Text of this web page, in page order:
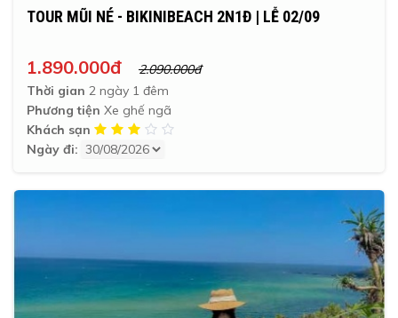
TOUR MŨI NÉ - BIKINIBEACH 2N1Đ | LỄ 02/09
1.890.000đ
2.090.000đ
Thời gian 2 ngày 1 đêm
Phương tiện Xe ghế ngã
Khách sạn
Ngày đi: